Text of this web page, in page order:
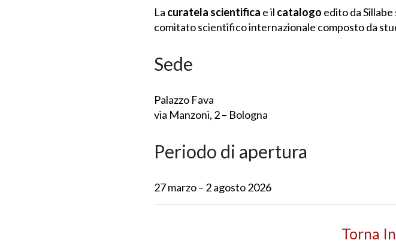
La curatela scientifica e il catalogo edito da
comitato scientifico internazionale composto da
Sede
Palazzo Fava
via Manzoni, 2 – Bologna
Periodo di apertura
27 marzo – 2 agosto 2026
Torna